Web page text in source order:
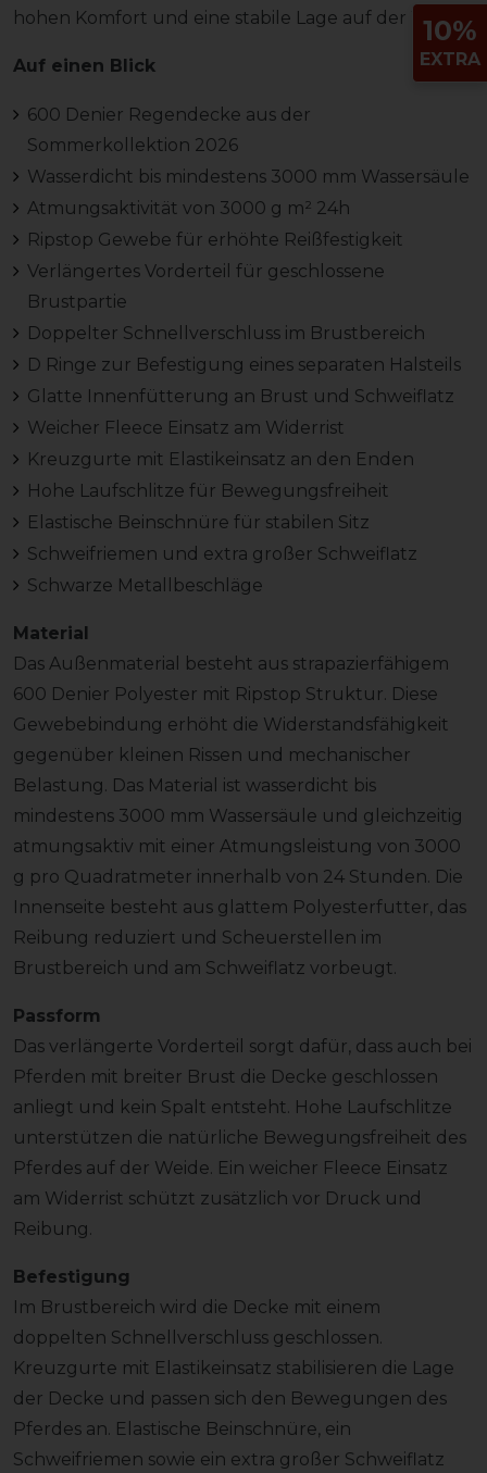
hohen Komfort und eine stabile Lage auf der Weide.
Auf einen Blick
600 Denier Regendecke aus der
Sommerkollektion 2026
Wasserdicht bis mindestens 3000 mm Wassersäule
Atmungsaktivität von 3000 g m² 24h
Ripstop Gewebe für erhöhte Reißfestigkeit
Verlängertes Vorderteil für geschlossene
Brustpartie
Doppelter Schnellverschluss im Brustbereich
D Ringe zur Befestigung eines separaten Halsteils
Glatte Innenfütterung an Brust und Schweiflatz
Weicher Fleece Einsatz am Widerrist
Kreuzgurte mit Elastikeinsatz an den Enden
Hohe Laufschlitze für Bewegungsfreiheit
Elastische Beinschnüre für stabilen Sitz
Schweifriemen und extra großer Schweiflatz
Schwarze Metallbeschläge
Material
Das Außenmaterial besteht aus strapazierfähigem
600 Denier Polyester mit Ripstop Struktur. Diese
Gewebebindung erhöht die Widerstandsfähigkeit
gegenüber kleinen Rissen und mechanischer
Belastung. Das Material ist wasserdicht bis
mindestens 3000 mm Wassersäule und gleichzeitig
atmungsaktiv mit einer Atmungsleistung von 3000
g pro Quadratmeter innerhalb von 24 Stunden. Die
Innenseite besteht aus glattem Polyesterfutter, das
Reibung reduziert und Scheuerstellen im
Brustbereich und am Schweiflatz vorbeugt.
Passform
Das verlängerte Vorderteil sorgt dafür, dass auch bei
Pferden mit breiter Brust die Decke geschlossen
anliegt und kein Spalt entsteht. Hohe Laufschlitze
unterstützen die natürliche Bewegungsfreiheit des
Pferdes auf der Weide. Ein weicher Fleece Einsatz
am Widerrist schützt zusätzlich vor Druck und
Reibung.
Befestigung
Im Brustbereich wird die Decke mit einem
doppelten Schnellverschluss geschlossen.
Kreuzgurte mit Elastikeinsatz stabilisieren die Lage
der Decke und passen sich den Bewegungen des
Pferdes an. Elastische Beinschnüre, ein
Schweifriemen sowie ein extra großer Schweiflatz
10%
EXTRA